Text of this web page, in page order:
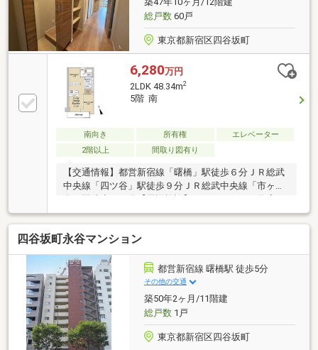
す。当社の特別企画は諸費用欄をご参照ください。
総戸数60戸
東京都新宿区四谷坂町
6,280万円
2LDK 48.34m2
5階 南
南向き 所有権
エレベーター
2階以上
間取り図有り
【交通情報】都営新宿線「曙橋」駅徒歩６分ＪＲ総武
中央線「四ツ谷」駅徒歩９分ＪＲ総武中央線「市ヶ
谷」駅徒歩１０分【周辺施設】ライフコモレ四谷店ま
で・・・・・・約５８０ｍセブンイレブン新宿曙橋東
店まで・・約５３０ｍマルエツプチ四谷二丁目店ま
で・・・約６６０ｍどらっぐぱぱす曙橋店ま
で・・・・・約５４０ｍローソン四谷本塩町店ま
で・・・・・約１９０ｍ
四谷坂町永谷マンション
都営新宿線 曙橋駅 徒歩5分
その他の交通
築50年2ヶ月/11階建
総戸数1戸
東京都新宿区四谷坂町